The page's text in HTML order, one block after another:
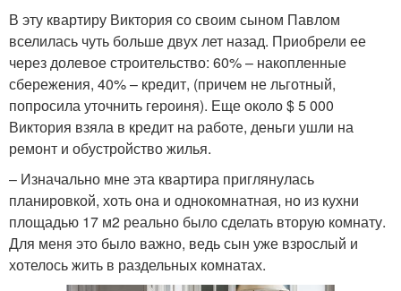
В эту квартиру Виктория со своим сыном Павлом
вселилась чуть больше двух лет назад. Приобрели ее
через долевое строительство: 60% – накопленные
сбережения, 40% – кредит, (причем не льготный,
попросила уточнить героиня). Еще около $ 5 000
Виктория взяла в кредит на работе, деньги ушли на
ремонт и обустройство жилья.
– Изначально мне эта квартира приглянулась
планировкой, хоть она и однокомнатная, но из кухни
площадью 17 м2 реально было сделать вторую комнату.
Для меня это было важно, ведь сын уже взрослый и
хотелось жить в раздельных комнатах.